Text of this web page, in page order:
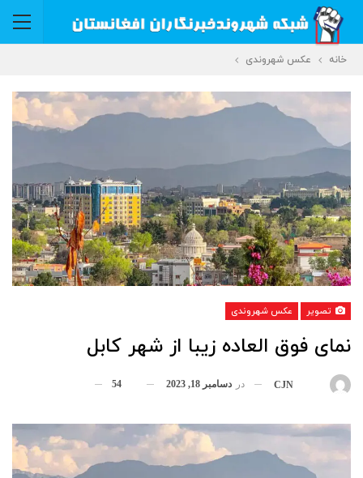
خانه عکس شهروندی
تصویر عکس شهروندی
‏نمای فوق العاده زیبا از شهر ⁧‫کابل
CJN در دسامبر 18, 2023 54